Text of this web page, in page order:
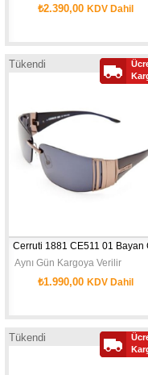
₺2.390,00 KDV Dahil
Tükendi
Aynı Gün Kargoya Verilir
₺1.990,00 KDV Dahil
Tükendi